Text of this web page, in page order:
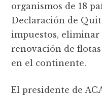
organismos de 18
Declaración de
impuestos, eliminar
renovación de
en el continente.
El presidente de